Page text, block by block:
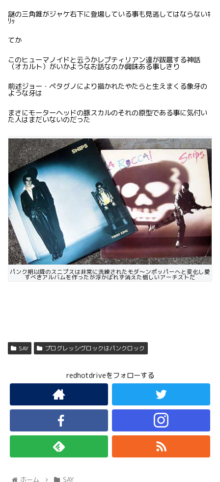
謎の三角錐がジャケ右下に登場している事も見逃してはならないｷ
ﾘｯ
てか
このヒューマノイドと云うかレプティリアン達が跋扈する神話
（オカルト）がいかようなお話なのか興味ある事しきり
前述ジョー・ペタグノにより描かれたやたらと生えまくる象牙の
ような牙は
まさにモーターヘッドの豚スカルのそれの原型である事に気付い
た人はまだいないのだった
パンク期以降のスニプスは非常に洗練されたモダ〜ンポッパーへと変化し愛
すべきアルバムを作ったが浮かばれず消えた惜しいアーチストだ
SAY プログレッシヴロックはパンクロック
redhotdriveをフォローする
ホーム SAY